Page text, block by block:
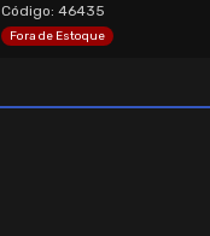
Código: 46435
Fora de Estoque